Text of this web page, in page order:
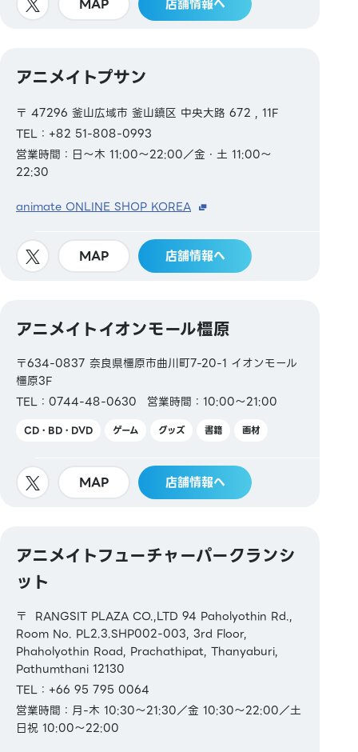
MAP 店舗情報へ
アニメイトプサン
〒 47296 釜山広域市 釜山鎮区 中央大路 672 , 11F
TEL：+82 51-808-0993
営業時間：日～木 11:00～22:00／金・土 11:00～
22:30
animate ONLINE SHOP KOREA
MAP 店舗情報へ
アニメイトイオンモール橿原
〒634-0837 奈良県橿原市曲川町7-20-1 イオンモール
橿原3F
TEL：0744-48-0630
営業時間：10:00～21:00
CD・BD・DVD ゲーム グッズ 書籍 画材
MAP 店舗情報へ
アニメイトフューチャーパークランシ
ット
〒 RANGSIT PLAZA CO.,LTD 94 Paholyothin Rd.,
Room No. PL2.3.SHP002-003, 3rd Floor,
Phaholyothin Road, Prachathipat, Thanyaburi,
Pathumthani 12130
TEL：+66 95 795 0064
営業時間：月-木 10:30～21:30／金 10:30～22:00／土
日祝 10:00～22:00